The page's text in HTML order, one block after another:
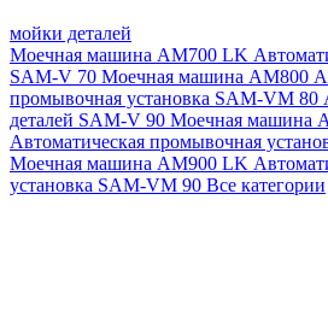
мойки деталей
Моечная машина AM700 LK
SAM-V 70 Моечная машина АМ800
промывочная установка SAM-VM 80
деталей SAM-V 90 Моечная машина
Автоматическая промывочная
Моечная машина AM900 LK
установка SAM-VM 90 Все категории